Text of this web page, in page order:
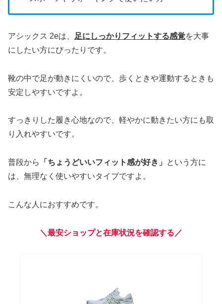
アシックス 2eは、 足にしっかりフィットする感覚を大事
にしたい方にぴったりです。
靴の中で足が動きにくいので、歩くときや運動するときも
安定しやすいですよ。
すっきりした履き心地なので、軽やかに動きたい方にも取
り入れやすいです。
普段から 「ちょうどいいフィット感が好き」
という方に
は、無理なく使いやすいタイプですよ。
こんな人におすすめです。
＼最安ショップと在庫状況を確認する／